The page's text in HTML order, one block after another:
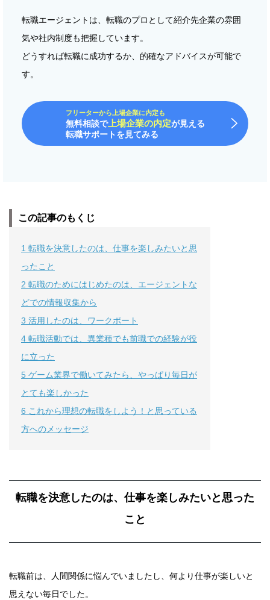
転職エージェントは、転職のプロとして紹介先企業の雰囲
気や社内制度も把握しています。
どうすれば転職に成功するか、的確なアドバイスが可能で
す。
フリーターから上場企業に内定も
無料相談で上場企業の内定が見える
転職サポートを見てみる
この記事のもくじ
1 転職を決意したのは、仕事を楽しみたいと思
ったこと
2 転職のためにはじめたのは、エージェントな
どでの情報収集から
3 活用したのは、ワークポート
4 転職活動では、異業種でも前職での経験が役
に立った
5 ゲーム業界で働いてみたら、やっぱり毎日が
とても楽しかった
6 これから理想の転職をしよう！と思っている
方へのメッセージ
転職を決意したのは、仕事を楽しみたいと思った
こと
転職前は、人間関係に悩んでいましたし、何より仕事が楽しいと
思えない毎日でした。